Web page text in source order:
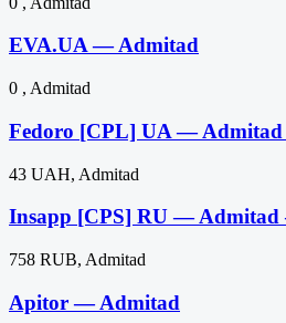
EVA.UA — Admitad
0 , Admitad
Fedoro [CPL] UA —
43 UAH, Admitad
Insapp [CPS] RU —
758 RUB, Admitad
Apitor — Admitad